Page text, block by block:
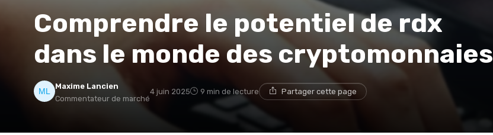
Comprendre le potentiel de rdx
dans le monde des cryptomonnaies
Maxime Lancien
Commentateur de marché
4 juin 2025 9 min de lecture Partager cette page